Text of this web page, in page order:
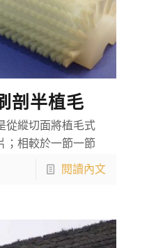
剖半植毛
從縱切面將植毛式
；相較於一節一節
閱讀內文